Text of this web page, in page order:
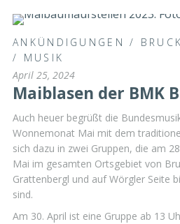
ANKÜNDIGUNGEN /
/ MUSIK
April 25, 2024
Maiblasen der BMK
Auch heuer begrüßt die
Wonnemonat Mai mit dem
sich dazu in zwei Gruppen, die am
Mai im gesamten Ortsgebiet von
Grattenbergl und auf Wörgler Seite
sind.
Am 30. April ist eine Gruppe ab 13